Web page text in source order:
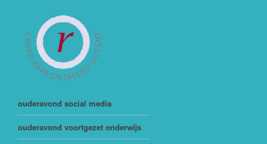
ouderavond social media
ouderavond voortgezet onderwijs